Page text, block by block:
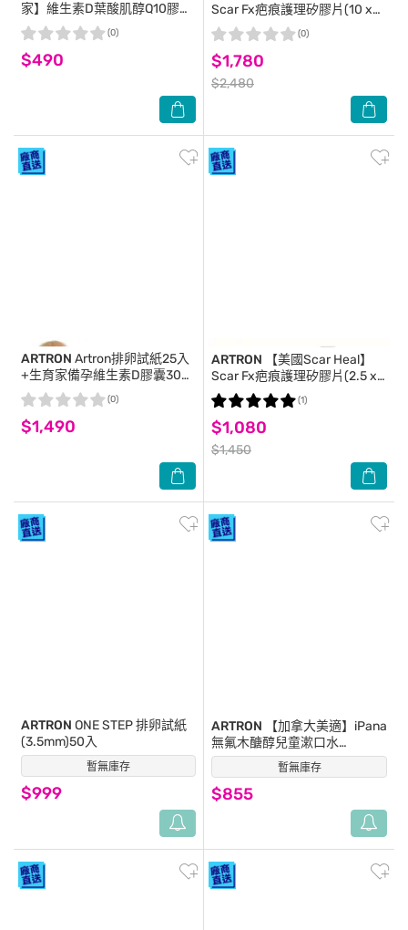
家】維生素D葉酸肌醇Q10膠囊
(30顆/1月份)
$490
(0)
Scar Fx疤痕護理矽膠片(10 x
20公分)
$1,780
$2,480
(0)
ARTRON Artron排卵試紙25入
+生育家備孕維生素D膠囊30顆
X3罐
$1,490
(0)
ARTRON 【美國Scar Heal】
Scar Fx疤痕護理矽膠片(2.5 x
30公分)
$1,080
$1,450
(1)
暫無庫存
ARTRON ONE STEP 排卵試紙
(3.5mm)50入
$999
(0) 暫無庫存
ARTRON 【加拿大美適】iPana
無氟木醣醇兒童漱口水
425mlX3-箱購
$855
(0)